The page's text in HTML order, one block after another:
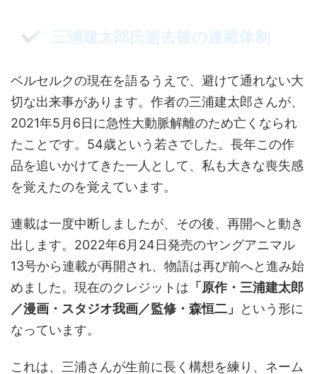
三浦建太郎氏逝去後の連載体制
ベルセルクの現在を語るうえで、避けて通れない大
切な出来事があります。作者の三浦建太郎さんが、
2021年5月6日に急性大動脈解離のため亡くなられ
たことです。54歳という若さでした。長年この作
品を追いかけてきた一人として、私も大きな喪失感
を覚えたのを覚えています。
連載は一度中断しましたが、その後、再開へと動き
出します。2022年6月24日発売のヤングアニマル
13号から連載が再開され、物語は再び前へと進み始
めました。現在のクレジットは 「原作・三浦建太郎
／漫画・スタジオ我画／監修・森恒二」
という形に
なっています。
これは、三浦さんが生前に長く構想を練り、ネーム